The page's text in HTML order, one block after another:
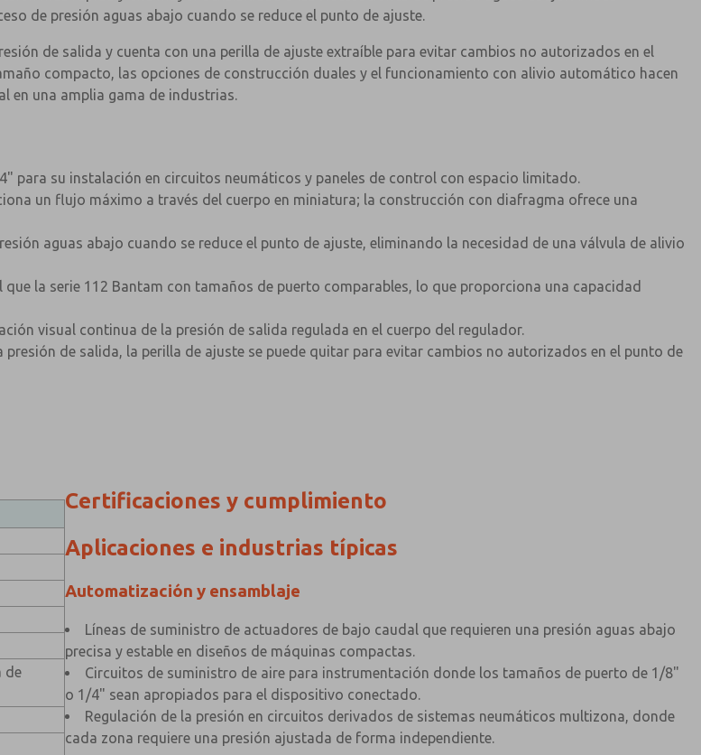
de presión aguas abajo cuando se reduce el punto de ajuste.
de salida y cuenta con una perilla de ajuste extraíble para evitar cambios no autorizados en el
compacto, las opciones de construcción duales y el funcionamiento con alivio automático hacen
en una amplia gama de industrias.
para su instalación en circuitos neumáticos y paneles de control con espacio limitado.
un flujo máximo a través del cuerpo en miniatura; la construcción con diafragma ofrece una
aguas abajo cuando se reduce el punto de ajuste, eliminando la necesidad de una válvula de alivio
la serie 112 Bantam con tamaños de puerto comparables, lo que proporciona una capacidad
visual continua de la presión de salida regulada en el cuerpo del regulador.
presión de salida, la perilla de ajuste se puede quitar para evitar cambios no autorizados en el punto de
de
Certificaciones y cumplimiento
Aplicaciones e industrias típicas
Automatización y ensamblaje
Líneas de suministro de actuadores de bajo caudal que requieren una presión aguas abajo
precisa y estable en diseños de máquinas compactas.
Circuitos de suministro de aire para instrumentación donde los tamaños de puerto de 1/8"
o 1/4" sean apropiados para el dispositivo conectado.
Regulación de la presión en circuitos derivados de sistemas neumáticos multizona, donde
cada zona requiere una presión ajustada de forma independiente.